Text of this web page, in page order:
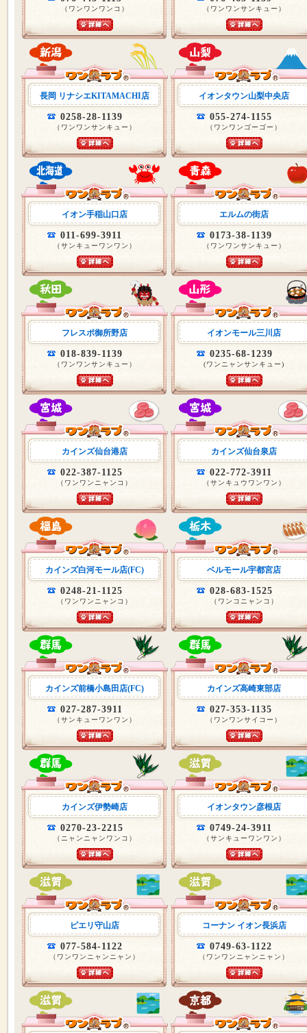
（ワンワンワンコ） （ワンワンサンキュー）
長岡 リナシエKITAMACHI店
0258-28-1139
（ワンワンサンキュー）
イオンタウン山梨中央店
055-274-1155
（ワンワンゴーゴー）
イオン手稲山口店
011-699-3911
（サンキューワンワン）
エルムの街店
0173-38-1139
（ワンワンサンキュー）
フレスポ御所野店
018-839-1139
（ワンワンサンキュー）
イオンモール三川店
0235-68-1239
(ワンニャンサンキュー)
カインズ仙台港店
022-387-1125
（ワンワンニャンコ）
カインズ仙台泉店
022-772-3911
（サンキュウワンワン）
カインズ白河モール店(FC)
0248-21-1125
（ワンワンニャンコ）
ベルモール宇都宮店
028-683-1525
（ワンコニャンコ）
カインズ前橋小島田店(FC)
027-287-3911
（サンキューワンワン）
カインズ高崎東部店
027-353-1135
（ワンワンサイコー）
カインズ伊勢崎店
0270-23-2215
（ニャンニャンワンコ）
イオンタウン彦根店
0749-24-3911
（サンキューワンワン）
ピエリ守山店
077-584-1122
（ワンワンニャンニャン）
コーナン イオン長浜店
0749-63-1122
（ワンワンニャンニャン）